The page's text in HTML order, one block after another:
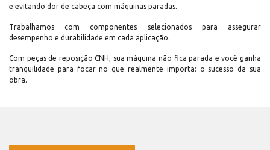
e evitando dor de cabeça com máquinas paradas.
Trabalhamos com componentes selecionados para assegurar
desempenho e durabilidade em cada aplicação.
Com peças de reposição CNH, sua máquina não fica parada e você ganha
tranquilidade para focar no que realmente importa: o sucesso da sua
obra.